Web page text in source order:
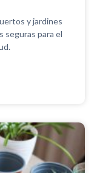
y jardines
seguras para el